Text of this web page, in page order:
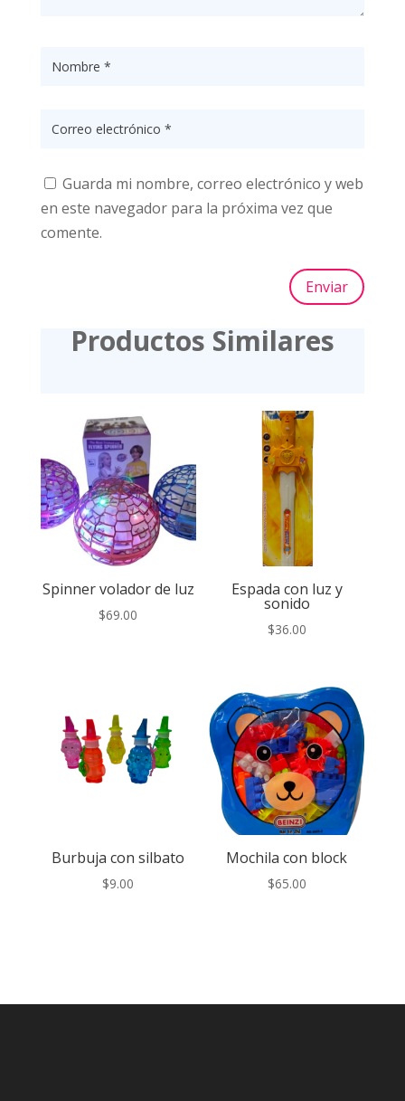
Guarda mi nombre, correo electrónico y web
en este navegador para la próxima vez que
comente.
Enviar
Productos Similares
Spinner volador de luz
$69.00
Espada con luz y
sonido
$36.00
Burbuja con silbato
$9.00
Mochila con block
$65.00